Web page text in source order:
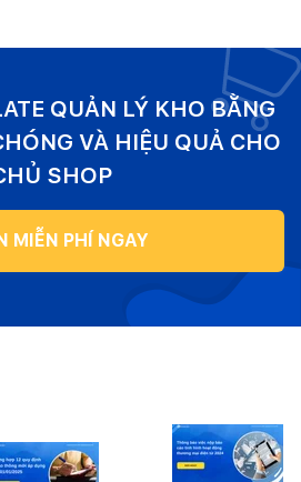
QUẢN LÝ KHO BẰNG
VÀ HIỆU QUẢ CHO
SHOP
MIỄN PHÍ NGAY